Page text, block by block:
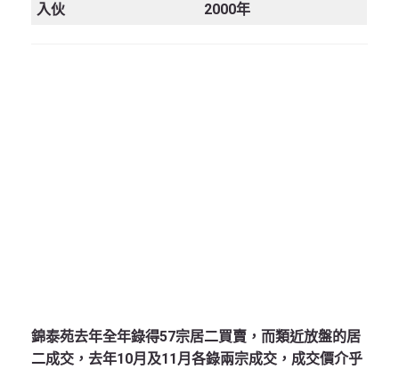
入伙
2000年
錦泰苑去年全年錄得57宗居二買賣，而類近放盤的居
二成交，去年10月及11月各錄兩宗成交，成交價介乎